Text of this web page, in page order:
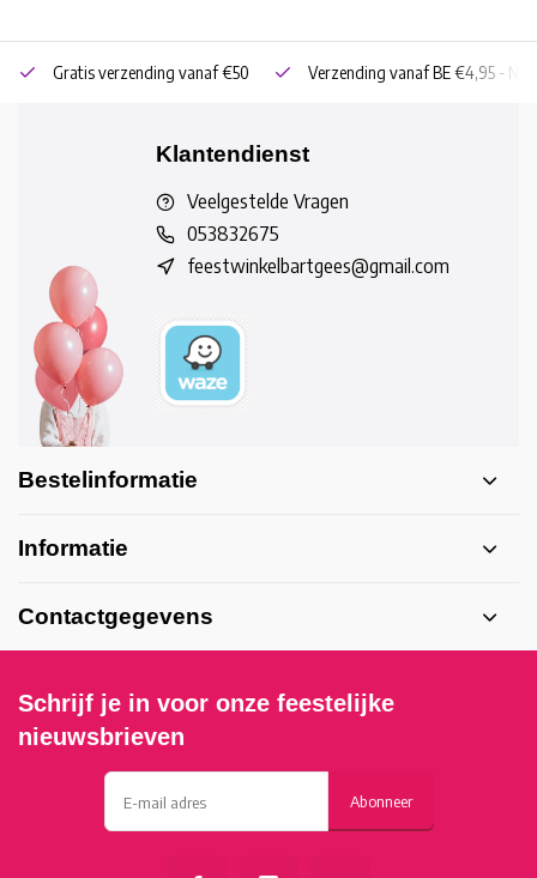
Gratis verzending vanaf €50 Verzending vanaf BE €4,95 - NL
Klantendienst
Veelgestelde Vragen
053832675
feestwinkelbartgees@gmail.com
Bestelinformatie
Informatie
Contactgegevens
Schrijf je in voor onze feestelijke
nieuwsbrieven
Abonneer